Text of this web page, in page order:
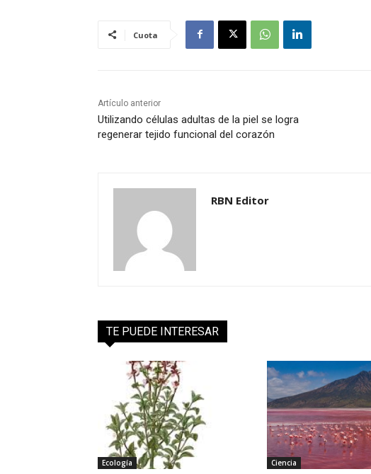
Cuota
Artículo anterior
Utilizando células adultas de la piel se logra
regenerar tejido funcional del corazón
RBN Editor
TE PUEDE INTERESAR
Ecología Ciencia